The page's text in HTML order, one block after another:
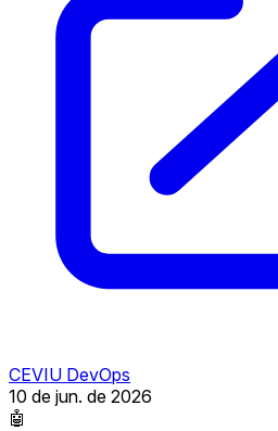
CEVIU DevOps
10 de jun. de 2026
🤖